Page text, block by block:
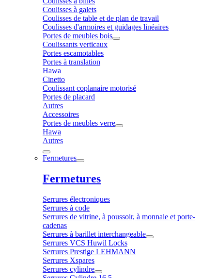
Coulisses à galets
Coulisses de table et de plan de travail
Coulisses d'armoires et guidages linéaires
Portes de meubles bois
Coulissants verticaux
Portes escamotables
Portes à translation
Hawa
Cinetto
Coulissant coplanaire motorisé
Portes de placard
Autres
Accessoires
Portes de meubles verre
Hawa
Autres
Fermetures
Fermetures
Serrures électroniques
Serrures à code
Serrures de vitrine, à poussoir, à monnaie et porte-
cadenas
Serrures à barillet interchangeable
Serrures VCS Huwil Locks
Serrures Prestige LEHMANN
Serrures Xspares
Serrures cylindre